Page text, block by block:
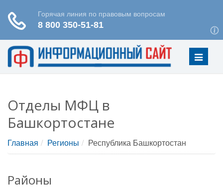
Меню
Отделы МФЦ в
Башкортостане
Главная Регионы Республика Башкортостан
Районы